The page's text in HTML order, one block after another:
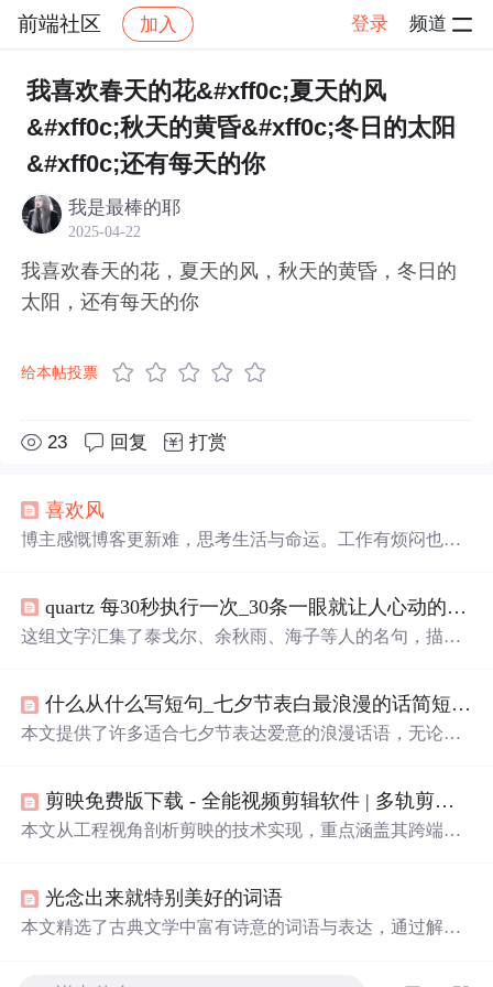
前端社区 加入 登录 频道
社区 前端社区 感慨 帖子详情
我喜欢春天的花&#xff0c;夏天的风
&#xff0c;秋天的黄昏&#xff0c;冬日的太阳
&#xff0c;还有每天的你
我是最棒的耶
2025-04-22
我喜欢春天的花，夏天的风，秋天的黄昏，冬日的
太阳，还有每天的你
给本帖投票
23 回复 打赏
喜欢风
博主感慨博客更新难，思考生活与命运。工作有烦闷也有
孩的情感，以及对风的喜爱，适应江城多变的天气。 quartz 每30秒执行一次_30条一眼就让人心动的文案：每一次
这组文字汇集了泰戈尔、余秋雨、海子等人的名句，描绘
世界的细腻感触，以及对人生的深刻理解。这些句子提醒
我们珍视每一个瞬间，无论是花开还是花落，都是生命中
什么从什么写短句_七夕节表白最浪漫的话简短 适合七夕表白又甜又撩情话短句...
本文提供了许多适合七夕节表达爱意的浪漫话语，无论是
剪映免费版下载 - 全能视频剪辑软件 | 多轨剪辑/4K导出
本文从工程视角剖析剪映的技术实现，重点涵盖其跨端音
功能。结合视频编解码原理与跨平台适配策略，揭示其如
何在移动端和PC端实现工作站级NLE性能。内容聚焦底层
光念出来就特别美好的词语
本文精选了古典文学中富有诗意的词语与表达，通过解析